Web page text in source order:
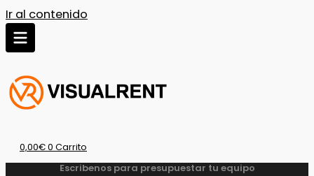
Ir al contenido
0,00€0 Carrito
Escribenos para presupuestar tu equipo